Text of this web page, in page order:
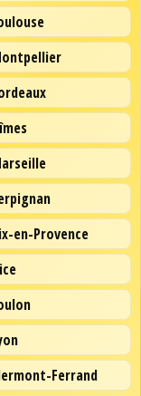
en-Provence
Ferrand